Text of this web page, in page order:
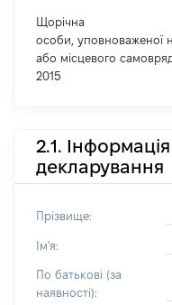
Щорічна
особи, уповноваженої
або місцевого
2015
2.1.
декларування
Прізвище:
Ім'я:
По батькові (за
наявності):